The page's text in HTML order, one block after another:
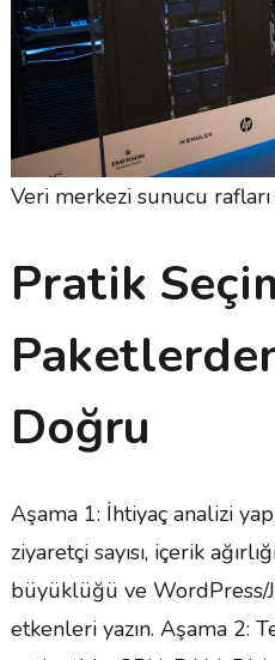
Veri merkezi sunucu
Pratik
Doğru
Aşama 1: İhtiyaç analizi
ziyaretçi sayısı, içerik
büyüklüğü ve
etkenleri yazın. Aşama 2: